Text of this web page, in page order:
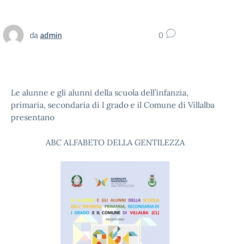
daadmin 0
Le alunne e gli alunni della scuola dell’infanzia,
primaria, secondaria di I grado e il Comune di Villalba
presentano
ABC ALFABETO DELLA GENTILEZZA